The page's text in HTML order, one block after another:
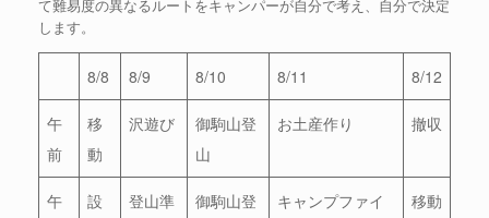
て難易度の異なるルートをキャンパーが自分で考え、自分で決定
します。
8/8 8/9 8/10 8/11 8/12
午
前
移
動
沢遊び
御駒山登
山
お土産作り 撤収
午
設
登山準
御駒山登
キャンプファイ
移動